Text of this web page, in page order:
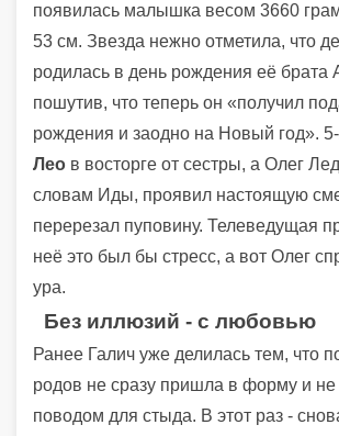
появилась малышка весом 3660
53 см. Звезда нежно отметила, что
родилась в день рождения её брата
пошутив, что теперь он «получил
рождения и заодно на Новый год».
Лео в восторге от сестры, а Олег
словам Иды, проявил настоящую
перерезал пуповину. Телеведущая
неё это был бы стресс, а вот Олег
ура.
Без иллюзий - с любовью
Ранее Галич уже делилась тем, что
родов не сразу пришла в форму и не
поводом для стыда. В этот раз -